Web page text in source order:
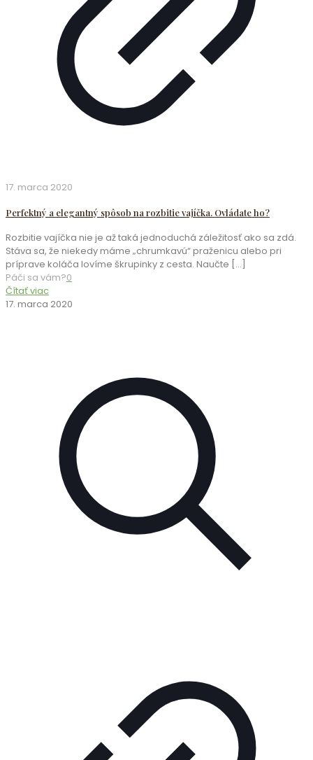
17. marca 2020
Perfektný a elegantný spôsob na rozbitie vajíčka. Ovládate ho?
Rozbitie vajíčka nie je až taká jednoduchá záležitosť ako sa zdá.
Stáva sa, že niekedy máme „chrumkavú“ praženicu alebo pri
príprave koláča lovíme škrupinky z cesta. Naučte […]
Páči sa vám?0
Čítať viac
17. marca 2020